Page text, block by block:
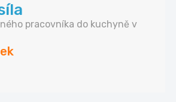
pracovníka do kuchyně v